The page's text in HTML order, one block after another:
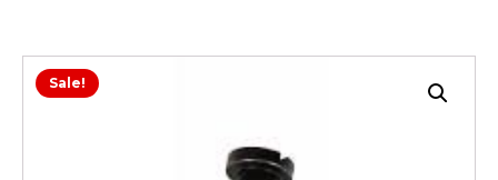
Sale!